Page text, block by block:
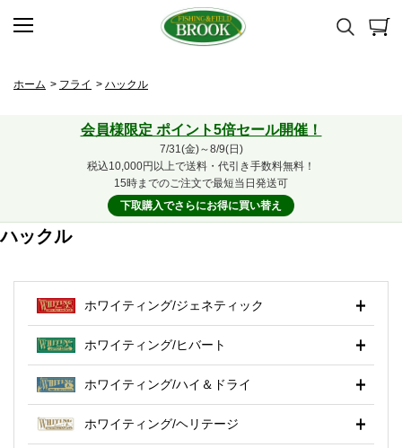
ホーム > フライ > ハックル
会員様限定 ポイント5倍セール開催！
7/31(金)～8/9(日)
税込10,000円以上で送料・代引き手数料無料！
15時までのご注文で最短当日発送可
下取購入でさらにお得に買い替え
ハックル
ホワイティング/ジェネティック
ホワイティング/ヒバート
ホワイティング/ハイ＆ドライ
ホワイティング/ヘリテージ